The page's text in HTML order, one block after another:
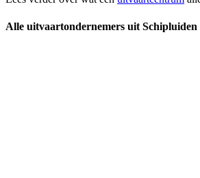
Alle uitvaartondernemers uit Schipluiden